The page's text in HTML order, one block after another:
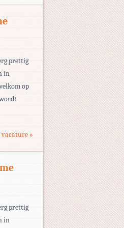
prettig
in
op
vacature »
prettig
in